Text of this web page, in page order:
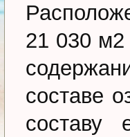
21 030 м2
составе
составу